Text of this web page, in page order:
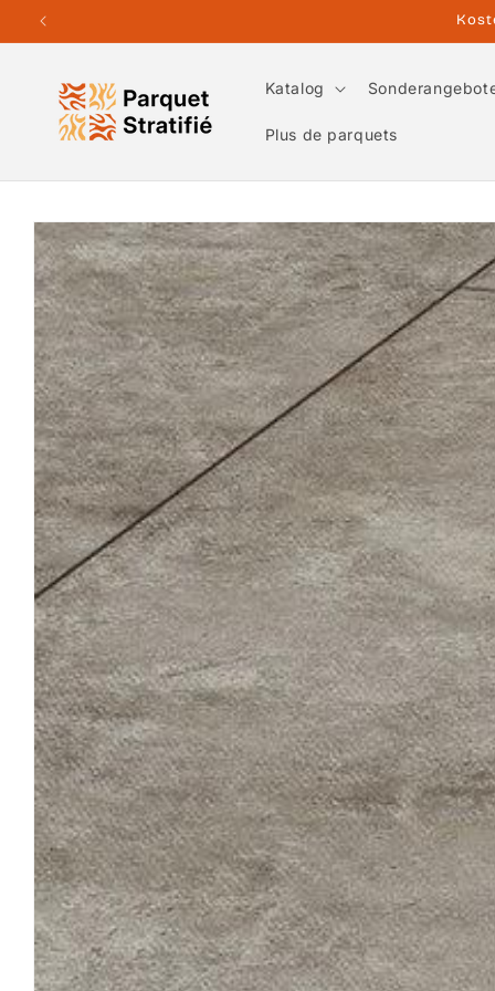
zum
Inhalt
Katalog
Plus de parquets
Zu
Produktinformationen
springen